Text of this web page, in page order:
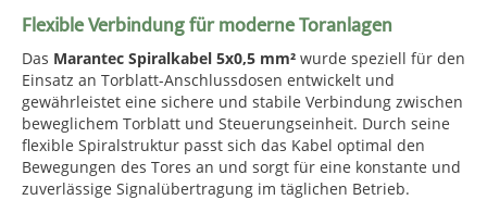
Flexible Verbindung für moderne Toranlagen
Das Marantec Spiralkabel 5x0,5 mm² wurde speziell für den
Einsatz an Torblatt-Anschlussdosen entwickelt und
gewährleistet eine sichere und stabile Verbindung zwischen
beweglichem Torblatt und Steuerungseinheit. Durch seine
flexible Spiralstruktur passt sich das Kabel optimal den
Bewegungen des Tores an und sorgt für eine konstante und
zuverlässige Signalübertragung im täglichen Betrieb.